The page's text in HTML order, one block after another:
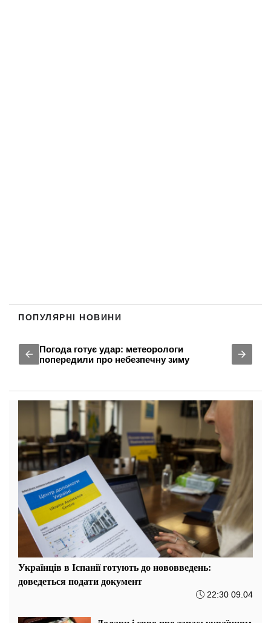
ПОПУЛЯРНІ НОВИНИ
Погода готує удар: метеорологи
попередили про небезпечну зиму
Українців в Іспанії готують до нововведень:
доведеться подати документ
22:30 09.04